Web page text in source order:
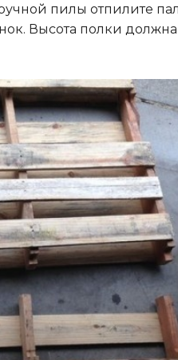
пилы отпилите
Высота полки должна